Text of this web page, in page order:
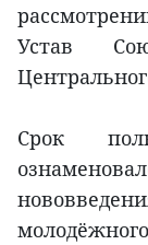
Устав
Срок